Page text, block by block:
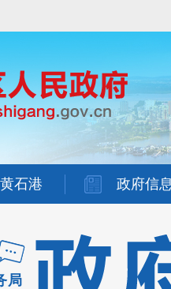
石港 政府信
局